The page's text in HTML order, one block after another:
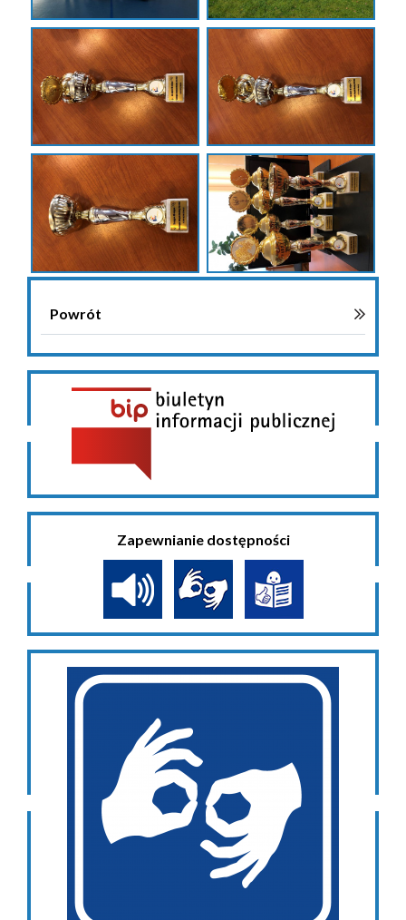
Powrót
Zapewnianie dostępności